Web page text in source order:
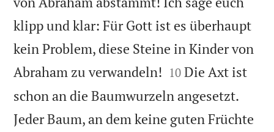
klipp und klar: Für Gott ist es überhaupt
kein Problem, diese Steine in Kinder von
Abraham zu verwandeln! 

10 Die Axt ist
schon an die Baumwurzeln angesetzt.
Jeder Baum, an dem keine guten Früchte